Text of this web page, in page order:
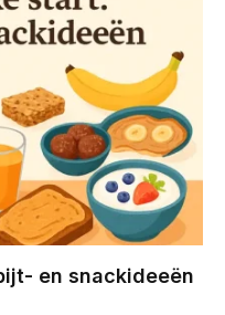
en snackideeën